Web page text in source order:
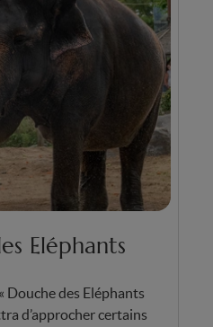
Eléphants
Douche des Eléphants
d’approcher certains